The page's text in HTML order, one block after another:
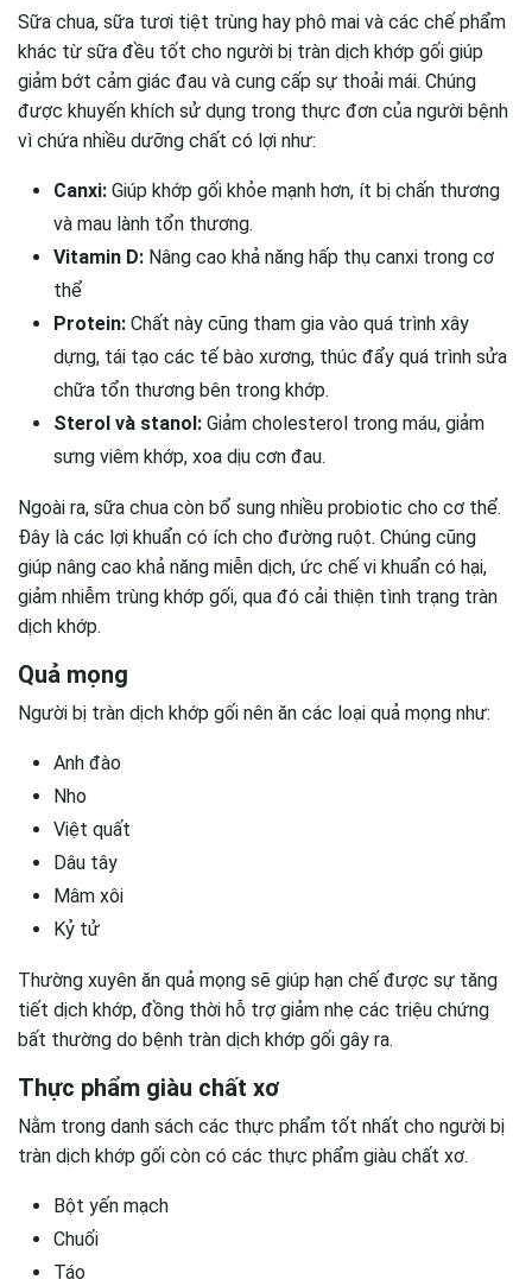
Sữa chua, sữa tươi tiệt trùng hay phô mai và các chế phẩm
khác từ sữa đều tốt cho người bị tràn dịch khớp gối giúp
giảm bớt cảm giác đau và cung cấp sự thoải mái. Chúng
được khuyến khích sử dụng trong thực đơn của người bệnh
vì chứa nhiều dưỡng chất có lợi như:
Canxi: Giúp khớp gối khỏe mạnh hơn, ít bị chấn thương
và mau lành tổn thương.
Vitamin D: Nâng cao khả năng hấp thụ canxi trong cơ
thể
Protein: Chất này cũng tham gia vào quá trình xây
dựng, tái tạo các tế bào xương, thúc đẩy quá trình sửa
chữa tổn thương bên trong khớp.
Sterol và stanol: Giảm cholesterol trong máu, giảm
sưng viêm khớp, xoa dịu cơn đau.
Ngoài ra, sữa chua còn bổ sung nhiều probiotic cho cơ thể.
Đây là các lợi khuẩn có ích cho đường ruột. Chúng cũng
giúp nâng cao khả năng miễn dịch, ức chế vi khuẩn có hại,
giảm nhiễm trùng khớp gối, qua đó cải thiện tình trạng tràn
dịch khớp.
Quả mọng
Người bị tràn dịch khớp gối nên ăn các loại quả mọng như:
Anh đào
Nho
Việt quất
Dâu tây
Mâm xôi
Kỷ tử
Thường xuyên ăn quả mọng sẽ giúp hạn chế được sự tăng
tiết dịch khớp, đồng thời hỗ trợ giảm nhẹ các triệu chứng
bất thường do bệnh tràn dịch khớp gối gây ra.
Thực phẩm giàu chất xơ
Nằm trong danh sách các thực phẩm tốt nhất cho người bị
tràn dịch khớp gối còn có các thực phẩm giàu chất xơ.
Bột yến mạch
Chuối
Táo